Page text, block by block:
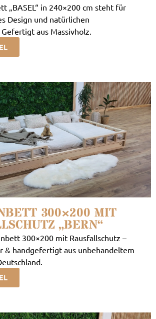
„BASEL“ in 240×200 cm steht für
Design und natürlichen
aus Massivholz.
300×200 MIT
„BERN“
300×200 mit Rausfallschutz –
& handgefertigt aus unbehandeltem